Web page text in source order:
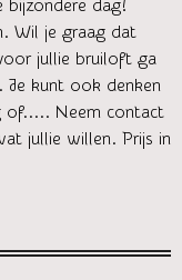
bijzondere dag!
Wil je graag dat
jullie bruiloft ga
Je kunt ook denken
of..... Neem contact
jullie willen. Prijs in